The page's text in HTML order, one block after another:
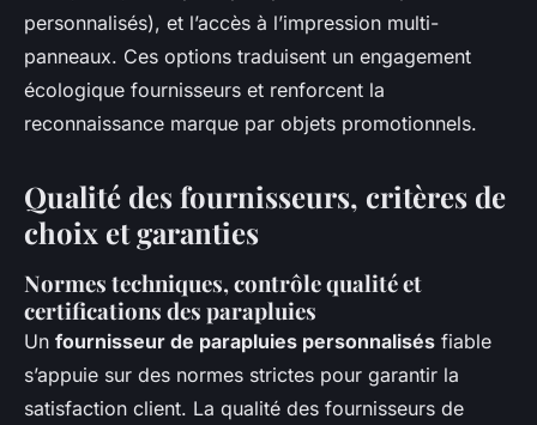
personnalisés), et l’accès à l’impression multi-
panneaux. Ces options traduisent un engagement
écologique fournisseurs et renforcent la
reconnaissance marque par objets promotionnels.
Qualité des fournisseurs, critères de
choix et garanties
Normes techniques, contrôle qualité et
certifications des parapluies
Un fournisseur de parapluies personnalisés fiable
s’appuie sur des normes strictes pour garantir la
satisfaction client. La qualité des fournisseurs de